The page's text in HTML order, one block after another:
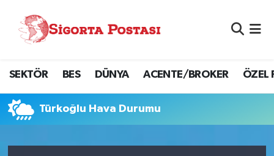
SEKTÖR BES DÜNYA ACENTE/BROKER ÖZEL
Türkoğlu Hava Durumu
Nöbetçi Eczaneler
Hava Durumu
Namaz Vakitleri